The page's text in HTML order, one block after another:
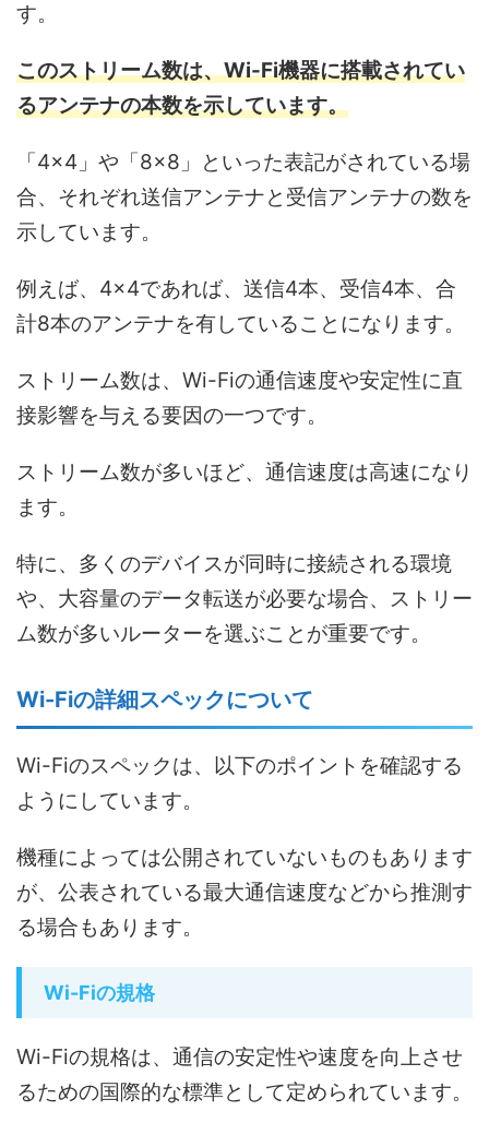
す。
このストリーム数は、Wi-Fi機器に搭載されてい
るアンテナの本数を示しています。
「4×4」や「8×8」といった表記がされている場
合、それぞれ送信アンテナと受信アンテナの数を
示しています。
例えば、4×4であれば、送信4本、受信4本、合
計8本のアンテナを有していることになります。
ストリーム数は、Wi-Fiの通信速度や安定性に直
接影響を与える要因の一つです。
ストリーム数が多いほど、通信速度は高速になり
ます。
特に、多くのデバイスが同時に接続される環境
や、大容量のデータ転送が必要な場合、ストリー
ム数が多いルーターを選ぶことが重要です。
Wi-Fiの詳細スペックについて
Wi-Fiのスペックは、以下のポイントを確認する
ようにしています。
機種によっては公開されていないものもあります
が、公表されている最大通信速度などから推測す
る場合もあります。
Wi-Fiの規格
Wi-Fiの規格は、通信の安定性や速度を向上させ
るための国際的な標準として定められています。